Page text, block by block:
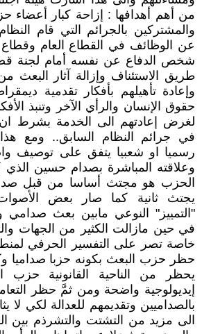
من أهم أهدافها : إزاحة كبار أعضاء
والمشتركين بالجرائم التي قام النظام
عن الوظائف في القطاع العام وقطاع
شخص الدفاع عن نفسه أمام لجنة
طريق الاستئناف وإزالة آثار البعث
وإعادة تأهيلهم بأفكار تقدمية
حقوق الإنسان والرأي الآخر وتنبذ
لغرض إعادتهم الى الخدمة بشرط ان
في جرائم النظام السابق.. ومع
رسميا او شعبيا يتفق على توصيف
وعلاقته المباشرة بصدام حسين الذي
الحزب هو مجتث أساسا من قبل
يجتث ثانية كما صار بعض
"التمييز" النوعي مابين بعث
في حين مازالت الكثير من الجهات
خاصة تصر على التفسير الحرفي
حظر حزب البعث بكونه حزبا صداميا
يحظر من الناحية القانونية
إيديولوجية واضحة ومن ثمَّ حظر
بالصداميين وتقديمهم للعدالة لكي لا
الى مزيد من التشتت والتشرذم بين